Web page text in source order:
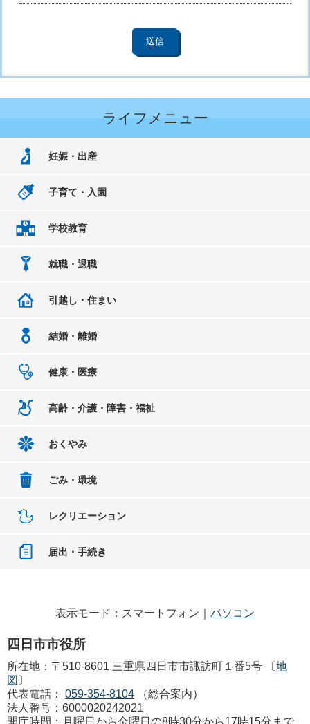
ライフメニュー
妊娠・出産
子育て・入園
学校教育
就職・退職
引越し・住まい
結婚・離婚
健康・医療
高齢・介護・障害・福祉
おくやみ
ごみ・環境
レクリエーション
届出・手続き
表示モード：スマートフォン｜ パソコン
四日市市役所
所在地：〒510-8601 三重県四日市市諏訪町１番5号 〔地
図 〕
代表電話：
059-354-8104
（総合案内）
法人番号：6000020242021
開庁時間：月曜日から金曜日の8時30分から17時15分まで